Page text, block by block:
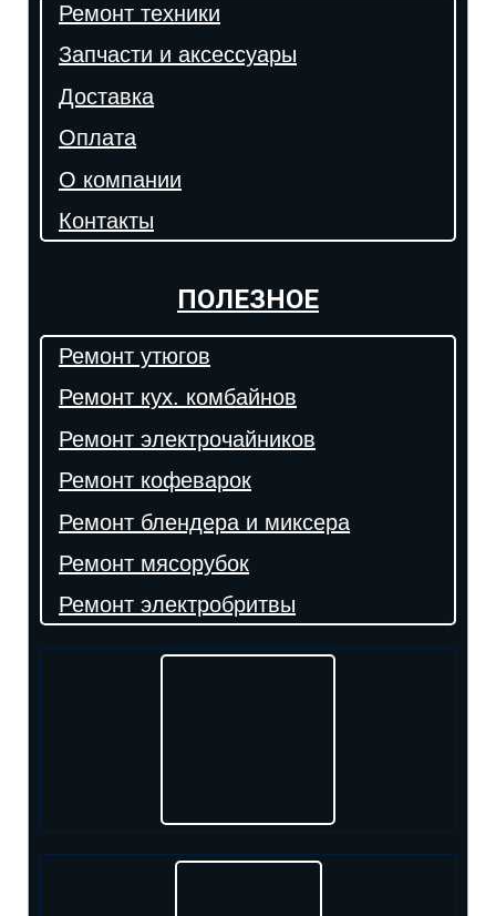
Ремонт техники
Запчасти и аксессуары
Доставка
Оплата
О компании
Контакты
ПОЛЕЗНОЕ
Ремонт утюгов
Ремонт кух. комбайнов
Ремонт электрочайников
Ремонт кофеварок
Ремонт блендера и миксера
Ремонт мясорубок
Ремонт электробритвы